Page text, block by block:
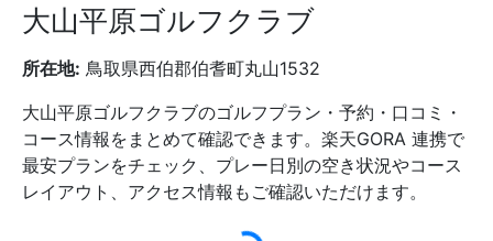
大山平原ゴルフクラブ
所在地: 鳥取県西伯郡伯耆町丸山1532
大山平原ゴルフクラブのゴルフプラン・予約・口コミ・
コース情報をまとめて確認できます。楽天GORA 連携で
最安プランをチェック、プレー日別の空き状況やコース
レイアウト、アクセス情報もご確認いただけます。